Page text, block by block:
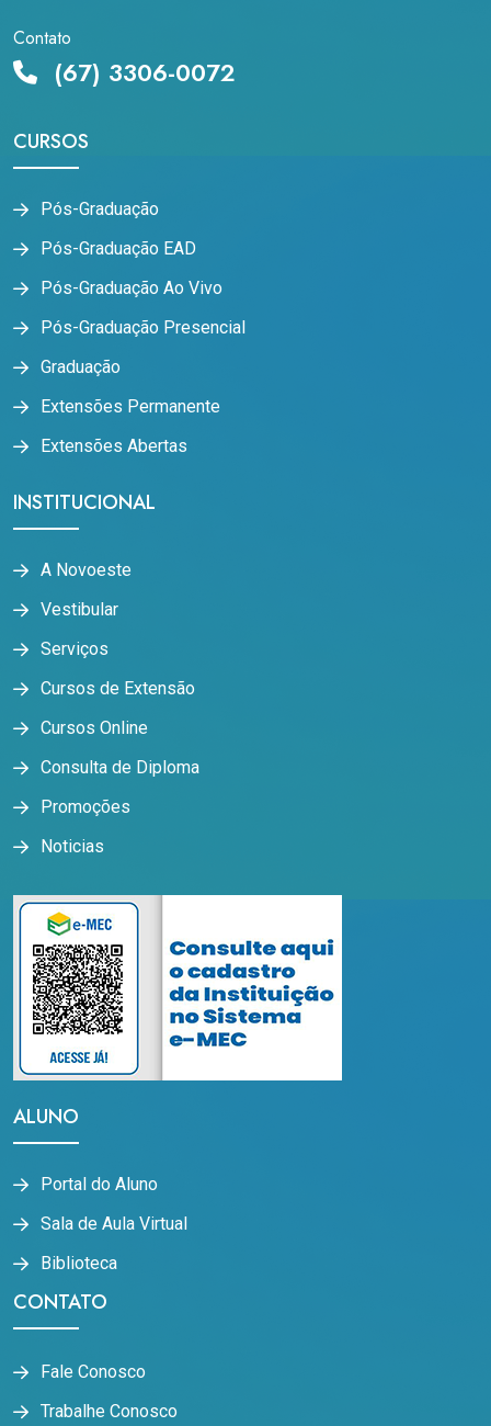
Contato
(67) 3306-0072
CURSOS
Pós-Graduação
Pós-Graduação EAD
Pós-Graduação Ao Vivo
Pós-Graduação Presencial
Graduação
Extensões Permanente
Extensões Abertas
INSTITUCIONAL
A Novoeste
Vestibular
Serviços
Cursos de Extensão
Cursos Online
Consulta de Diploma
Promoções
Noticias
ALUNO
Portal do Aluno
Sala de Aula Virtual
Biblioteca
CONTATO
Fale Conosco
Trabalhe Conosco